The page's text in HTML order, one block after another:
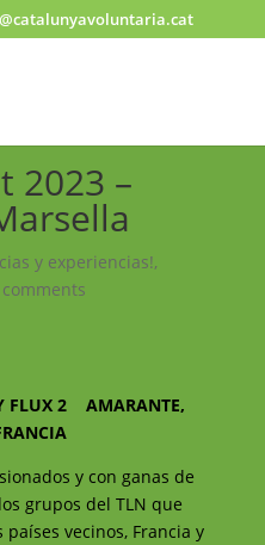
2023 –
y experiencias!,
comments
FLUX 2 AMARANTE,
y con ganas de
grupos del TLN que
vecinos, Francia y